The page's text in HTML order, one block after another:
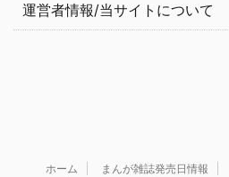
運営者情報/当サイトについて
ホーム まんが雑誌発売日情報